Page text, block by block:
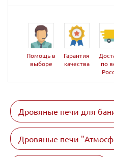
Помощь в
выборе
Гарантия
качества
по
Дровяные печи для
Дровяные печи